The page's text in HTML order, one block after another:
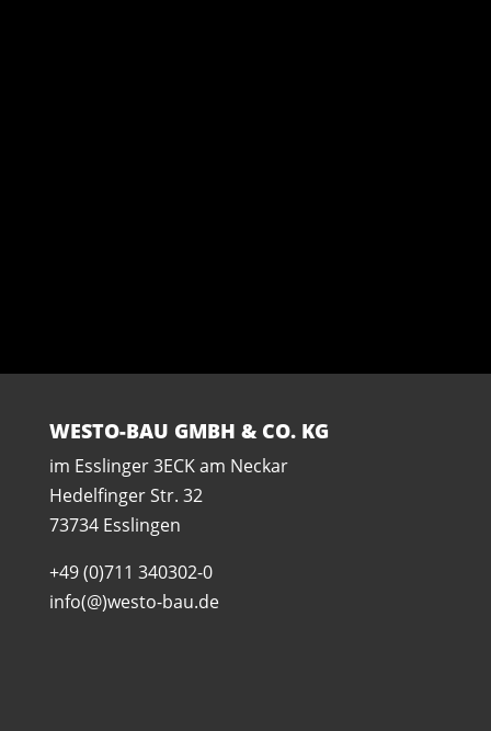
WESTO-BAU GMBH & CO. KG
im Esslinger 3ECK am Neckar
Hedelfinger Str. 32
73734 Esslingen
+49 (0)711 340302-0
info(@)westo-bau.de